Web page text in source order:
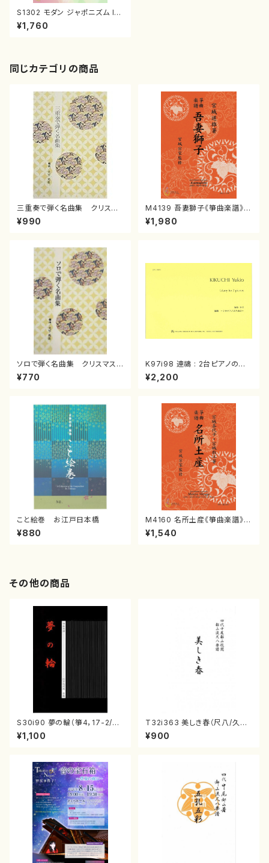
S1302 モダン ジャポニズム I
（歌，ピアノ/斎藤友子/楽譜）
¥1,760
同じカテゴリの商品
三重奏で弾く名曲集 クリスマ
スメドレー( 箏2/大平光美 編
曲/楽譜）
¥990
M4139 吾妻獅子《箏曲楽譜》
（箏/宮城道雄著・宮城宗家監修/
箏曲古典楽譜）
¥1,980
ソロで弾く名曲集 クリスマス・
イブ／恋人がサンタクロース(
箏独奏 /大平光美 編曲/楽
¥770
K97i98 連禱 : 2台ピアノのた
めの（2 Pianos / 菊池 幸夫 /
楽譜）
¥2,200
こと絵巻 お江戸日本橋
¥880
M4160 名所土産《箏曲楽譜》
（箏/宮城喜代子・宮城数江著・
宮城宗家監修/箏曲古典楽譜）
¥1,540
その他の商品
S30i90 夢の輪（箏4，17-2/沢
井比河流/楽譜）
¥1,100
T32i363 美しき春（尺八/久本
玄智/楽譜）都山流公刊楽譜曲
番:2068
¥900